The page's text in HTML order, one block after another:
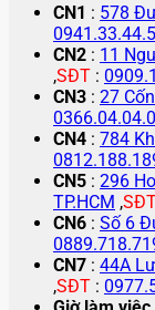
CN1 : 578
CN2 : 11
,SĐT :
CN3 : 27
CN4 : 784
CN5 : 296
TP.HCM ,
CN6 : Số 6
CN7 : 44A
,SĐT :